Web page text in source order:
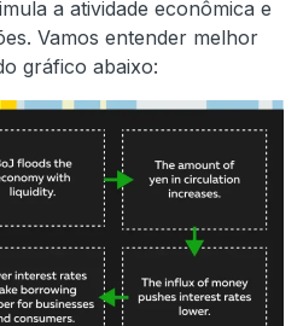
a atividade econômica e
Vamos entender melhor
gráfico abaixo: